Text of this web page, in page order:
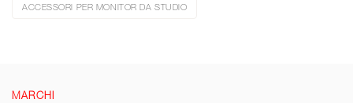
ACCESSORI PER MONITOR DA STUDIO
MARCHI